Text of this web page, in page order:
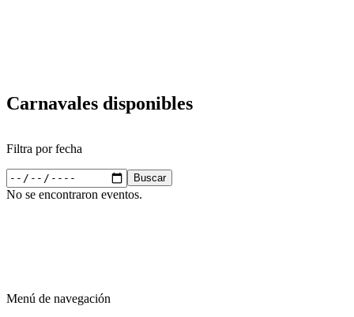
Carnavales disponibles
Filtra por fecha
No se encontraron eventos.
Menú de navegación